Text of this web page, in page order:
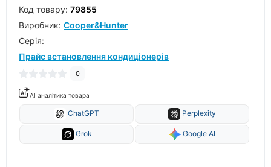
Код товару: 79855
Виробник: Cooper&Hunter
Серiя:
Прайс встановлення кондиціонерів
0
AI аналітика товара
ChatGPT Perplexity
Grok Google AI